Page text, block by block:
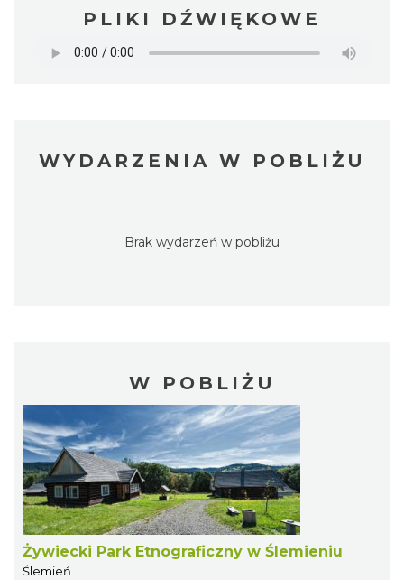
PLIKI DŹWIĘKOWE
WYDARZENIA W POBLIŻU
Brak wydarzeń w pobliżu
W POBLIŻU
Żywiecki Park Etnograficzny w Ślemieniu
Ślemień